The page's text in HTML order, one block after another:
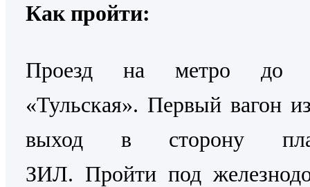
Как пройти:
Проезд на метро до
«Тульская». Первый вагон
выход в сторону
ЗИЛ. Пройти под